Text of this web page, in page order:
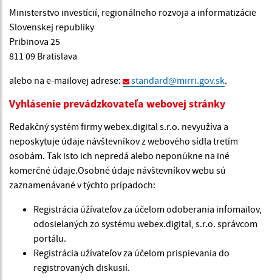
Ministerstvo investícií, regionálneho rozvoja a informatizácie
Slovenskej republiky
Pribinova 25
811 09 Bratislava
alebo na e-mailovej adrese:
standard@mirri.gov.sk.
Vyhlásenie prevádzkovateľa webovej stránky
Redakčný systém firmy webex.digital s.r.o. nevyužíva a
neposkytuje údaje návštevníkov z webového sídla tretím
osobám. Tak isto ich nepredá alebo neponúkne na iné
komerčné údaje.Osobné údaje návštevníkov webu sú
zaznamenávané v týchto prípadoch:
Registrácia úžívateľov za účelom odoberania infomailov,
odosielaných zo systému webex.digital, s.r.o. správcom
portálu.
Registrácia užívateľov za účelom prispievania do
registrovaných diskusií.